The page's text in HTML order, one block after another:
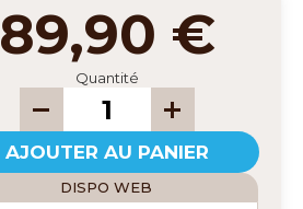
89,90 €
Quantité
AJOUTER AU PANIER
DISPO WEB